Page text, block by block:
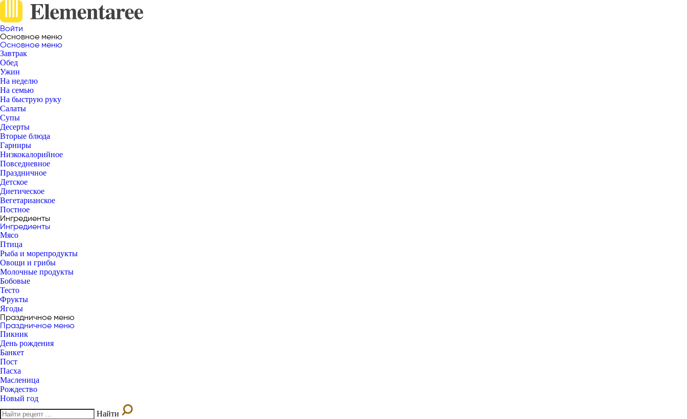
Войти
Основное меню
Основное меню
Завтрак
Обед
Ужин
На неделю
На семью
На быструю руку
Салаты
Супы
Десерты
Вторые блюда
Гарниры
Низкокалорийное
Повседневное
Праздничное
Детское
Диетическое
Вегетарианское
Постное
Ингредиенты
Ингредиенты
Мясо
Птица
Рыба и морепродукты
Овощи и грибы
Молочные продукты
Бобовые
Тесто
Фрукты
Ягоды
Праздничное меню
Праздничное меню
Пикник
День рождения
Банкет
Пост
Пасха
Масленица
Рождество
Новый год
Найти